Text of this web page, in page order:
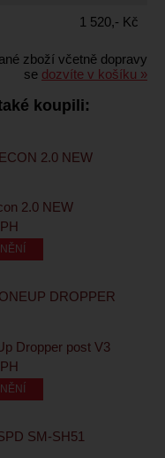
1 520,- Kč
zboží včetně dopravy
se dozvíte v košíku »
koupili:
TRETRY SPECIALIZED RECON 2.0 NEW
DROPPER
SM-SH51